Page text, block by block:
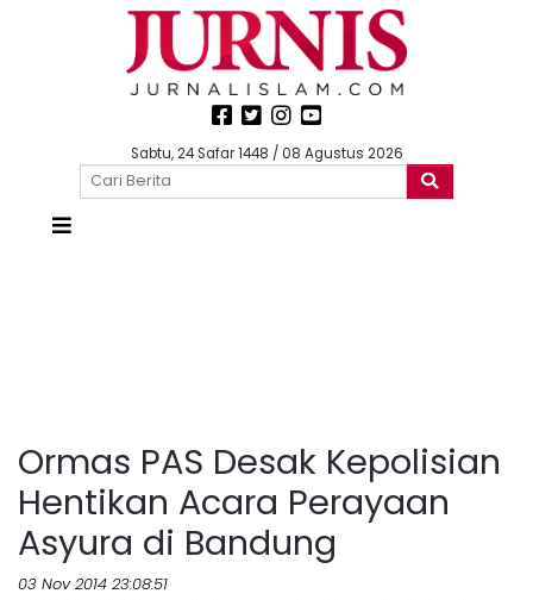
Sabtu, 24 Safar 1448 / 08 Agustus 2026
Ormas PAS Desak Kepolisian
Hentikan Acara Perayaan
Asyura di Bandung
03 Nov 2014 23:08:51